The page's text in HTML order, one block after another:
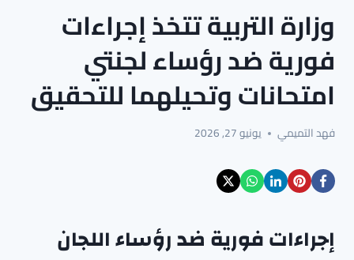
وزارة التربية تتخذ إجراءات
فورية ضد رؤساء لجنتي
امتحانات وتحيلهما للتحقيق
فهد التميمي يونيو 27, 2026
إجراءات فورية ضد رؤساء اللجان